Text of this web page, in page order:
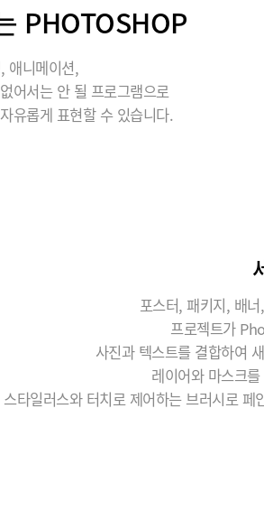
PHOTOSHOP
애니메이션,
어서는 안 될 프로그램으로
유롭게 표현할 수 있습니다.
포스터, 패키지, 배
프로젝트가
사진과 텍스트를 결합하여
레이어와 마스크
스타일러스와 터치로 제어하는 브러시로 페